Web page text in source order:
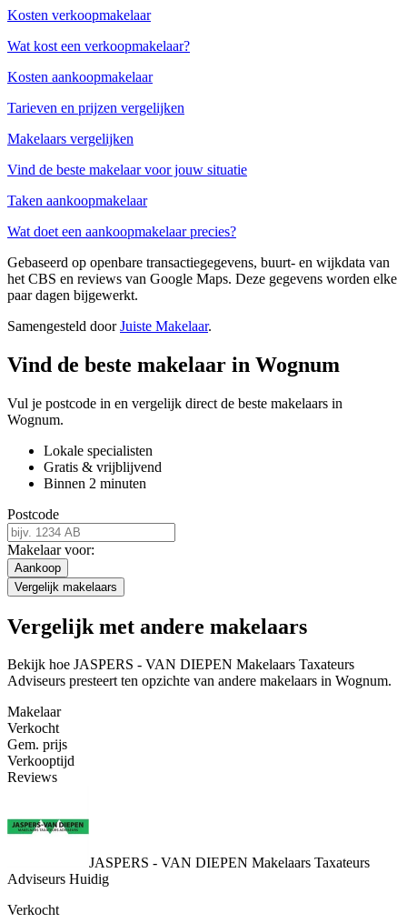
Kosten verkoopmakelaar
Wat kost een verkoopmakelaar?
Kosten aankoopmakelaar
Tarieven en prijzen vergelijken
Makelaars vergelijken
Vind de beste makelaar voor jouw situatie
Taken aankoopmakelaar
Wat doet een aankoopmakelaar precies?
Gebaseerd op openbare transactiegegevens, buurt- en wijkdata van
het CBS en reviews van Google Maps. Deze gegevens worden elke
paar dagen bijgewerkt.
Samengesteld doorJuiste Makelaar.
Vind de beste makelaar in Wognum
Vul je postcode in en vergelijk direct de beste makelaars in
Wognum.
Lokale specialisten
Gratis & vrijblijvend
Binnen 2 minuten
Postcode
Makelaar voor:
Aankoop
Vergelijk makelaars
Vergelijk met andere makelaars
Bekijk hoe JASPERS - VAN DIEPEN Makelaars Taxateurs
Adviseurs presteert ten opzichte van andere makelaars in Wognum.
Makelaar
Verkocht
Gem. prijs
Verkooptijd
Reviews
JASPERS - VAN DIEPEN Makelaars Taxateurs
Adviseurs Huidig
Verkocht